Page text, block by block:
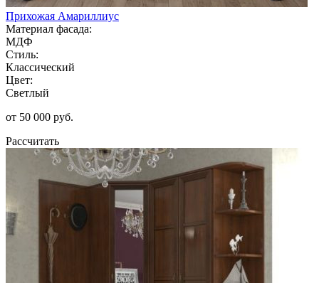
Прихожая Амариллиус
Материал фасада:
МДФ
Стиль:
Классический
Цвет:
Светлый
от 50 000 руб.
Рассчитать